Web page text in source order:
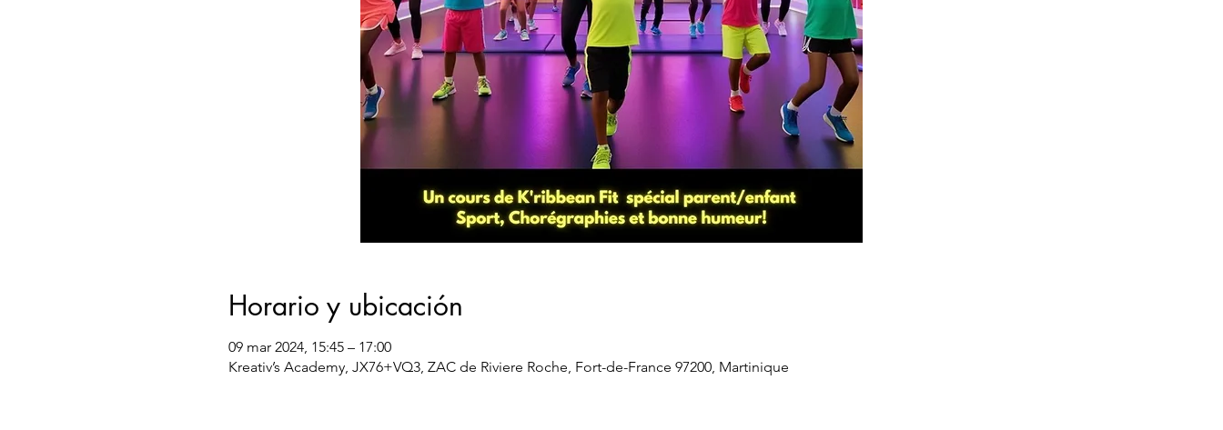
Horario y ubicación
09 mar 2024, 15:45 – 17:00
Kreativ’s Academy, JX76+VQ3, ZAC de Riviere Roche, Fort-de-France 97200, Martinique